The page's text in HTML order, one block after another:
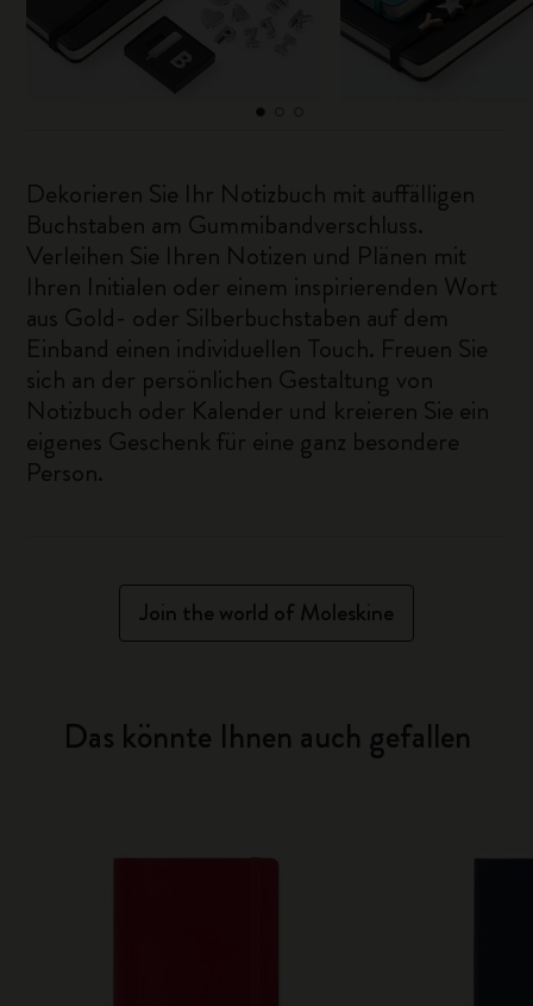
Dekorieren Sie Ihr Notizbuch mit auffälligen
Buchstaben am Gummibandverschluss.
Verleihen Sie Ihren Notizen und Plänen mit
Ihren Initialen oder einem inspirierenden Wort
aus Gold- oder Silberbuchstaben auf dem
Einband einen individuellen Touch. Freuen Sie
sich an der persönlichen Gestaltung von
Notizbuch oder Kalender und kreieren Sie ein
eigenes Geschenk für eine ganz besondere
Person.
Join the world of Moleskine
Das könnte Ihnen auch gefallen